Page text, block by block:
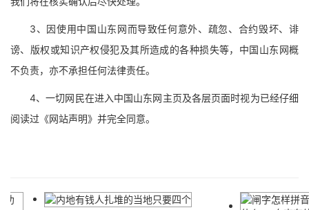
3、因使用中国山东网而导致任何意外、疏忽、合约毁坏、诽
谤、版权或知识产权侵犯及其所造成的各种损失等，中国山东网概
不负责，亦不承担任何法律责任。
4、一切网民在进入中国山东网主页及各层页面时视为已经仔细
阅读过《网站声明》并完全同意。